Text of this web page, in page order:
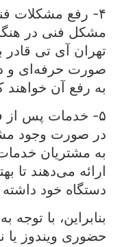
۴- رفع مشکلات
مشکل فنی در
تهران آی تی
صورت حرفه‌ای و
به رفع آن خواهند
۵- خدمات پس
در صورت وجود
به مشتریان
ارائه می‌دهند تا
دستگاه خود داشته
بنابراین، با
حضوری ویندوز